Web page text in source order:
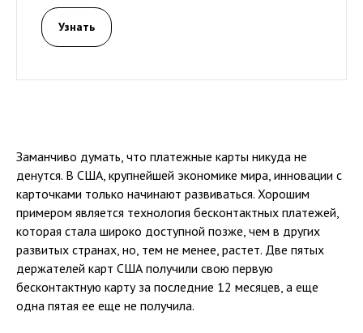
Узнать
Заманчиво думать, что платежные карты никуда не
денутся. В США, крупнейшей экономике мира, инновации с
карточками только начинают развиваться. Хорошим
примером является технология бесконтактных платежей,
которая стала широко доступной позже, чем в других
развитых странах, но, тем не менее, растет. Две пятых
держателей карт США получили свою первую
бесконтактную карту за последние 12 месяцев, а еще
одна пятая ее еще не получила.